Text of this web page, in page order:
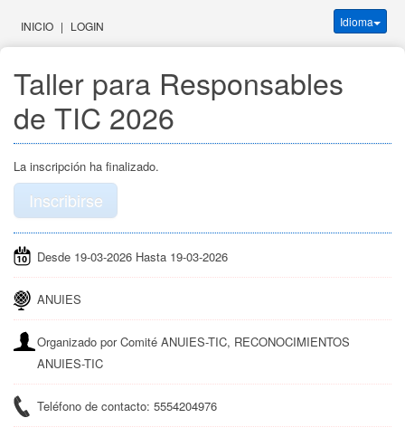
INICIO | LOGIN Idioma
Taller para Responsables
de TIC 2026
La inscripción ha finalizado.
Inscribirse
Desde 19-03-2026 Hasta 19-03-2026
ANUIES
Organizado por Comité ANUIES-TIC, RECONOCIMIENTOS
ANUIES-TIC
Teléfono de contacto: 5554204976